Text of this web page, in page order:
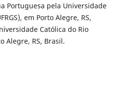
Portuguesa pela Universidade
em Porto Alegre, RS,
Católica do Rio
Alegre, RS, Brasil.